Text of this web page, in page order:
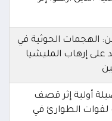
الهجمات الحوثية في
إرهاب المليشيا
في حصيلة أولية إثر قصف
الطوارئ في